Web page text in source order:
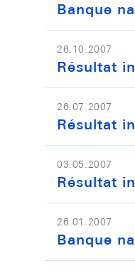
Banque
26.10.2007
Résultat
26.07.2007
Résultat
03.05.2007
Résultat
26.01.2007
Banque